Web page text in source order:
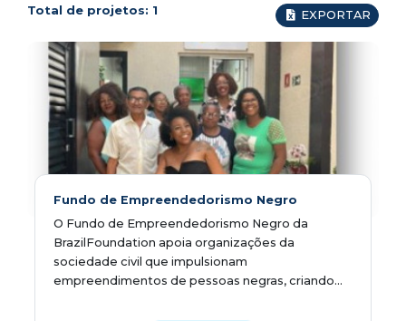
Total de projetos: 1 EXPORTAR
Fundo de Empreendedorismo Negro
O Fundo de Empreendedorismo Negro da
BrazilFoundation apoia organizações da
sociedade civil que impulsionam
empreendimentos de pessoas negras, criando...